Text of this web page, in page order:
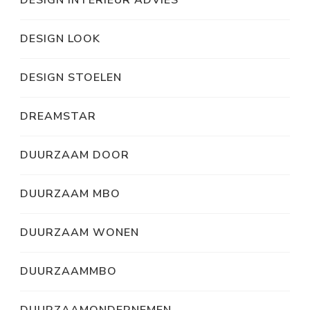
DESIGN LOOK
DESIGN STOELEN
DREAMSTAR
DUURZAAM DOOR
DUURZAAM MBO
DUURZAAM WONEN
DUURZAAMMBO